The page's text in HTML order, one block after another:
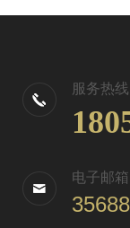
服务热线
电子邮箱